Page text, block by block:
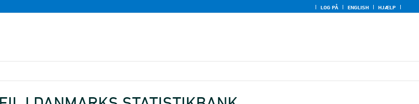
LOG PÅ ENGLISH HJÆLP